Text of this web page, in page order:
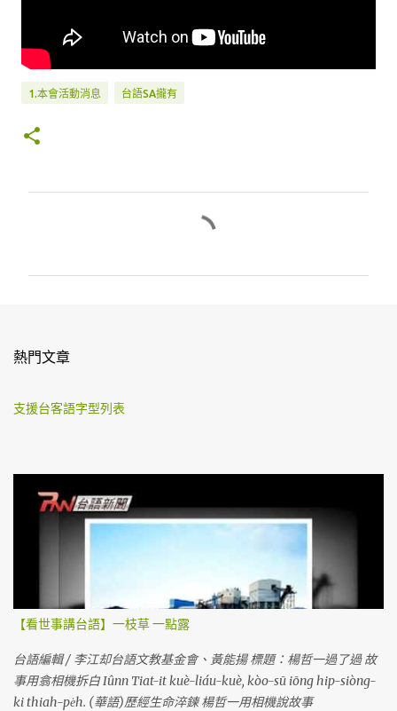
1.本會活動消息 台語SA攏有
熱門文章
支援台客語字型列表
【看世事講台語】一枝草 一點露
台語編輯 / 李江却台語文教基金會、黃能揚 標題：楊哲一過了過 故
事用翕相機拆白 Iûnn Tiat-it kuè-liáu-kuè, kòo-sū iōng hip-siòng-
ki thiah-pe̍h. (華語)歷經生命淬鍊 楊哲一用相機說故事